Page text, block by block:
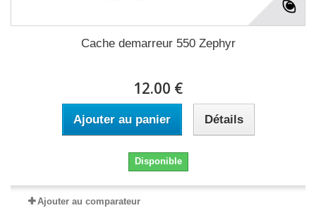
Cache demarreur 550 Zephyr
12.00 €
Ajouter au panier Détails
Disponible
Ajouter au comparateur